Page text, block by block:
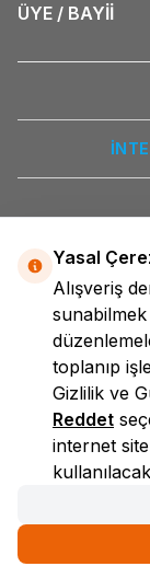
ÜYE / BAYİİ
Yasal
Alışveriş
toplanıp
Gizlilik ve
Reddet
internet